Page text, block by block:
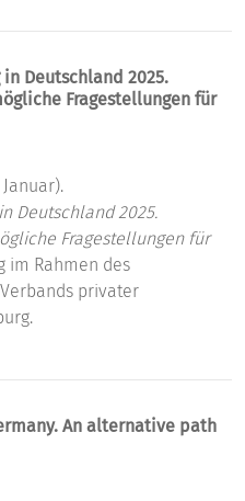
Deutschland 2025.
Fragestellungen für
Deutschland 2025.
Fragestellungen für
im Rahmen des
privater
An alternative path